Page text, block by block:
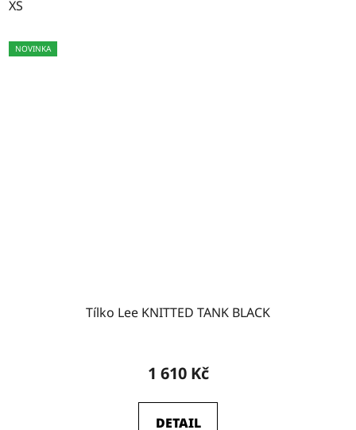
XS
NOVINKA
Tílko Lee KNITTED TANK BLACK
1 610 Kč
DETAIL